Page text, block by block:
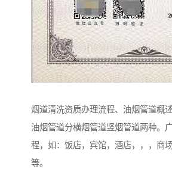
烟道清洗资质办理流程、油烟管道概述
油烟管道分横烟管道竖烟管道两种。
程，如：饭店，宾馆，酒店，，，商
等。